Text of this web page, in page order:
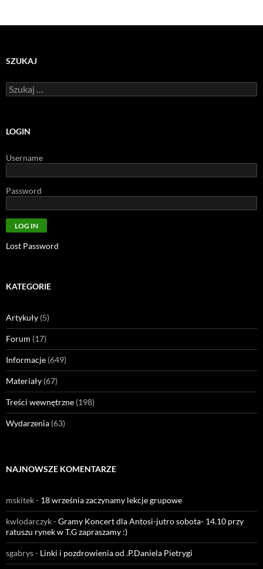
SZUKAJ
Szukaj:
LOGIN
Username
Password
Lost Password
KATEGORIE
Artykuły (5)
Forum (17)
Informacje (649)
Materiały (67)
Treści wewnętrzne (198)
Wydarzenia (63)
NAJNOWSZE KOMENTARZE
mskitek- 18 września zaczynamy lekcje grupowe
kwlodarczyk-Gramy Koncert dla Antosi-jutro sobota- 14.10 przy
ratuszu rynek w T.G zapraszamy :)
sgabrys- Linki i pozdrowienia od .P.Daniela Pietrygi